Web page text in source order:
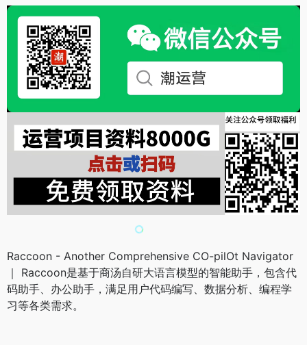
Raccoon - Another Comprehensive CO-pilOt Navigator
｜ Raccoon是基于商汤自研大语言模型的智能助手，包含代
码助手、办公助手，满足用户代码编写、数据分析、编程学
习等各类需求。